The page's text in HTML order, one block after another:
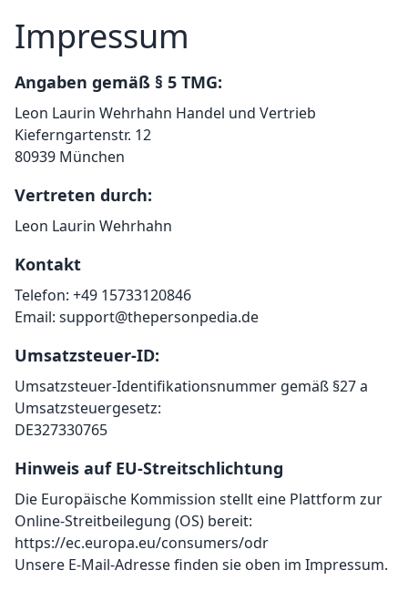
Impressum
Angaben gemäß § 5 TMG:
Leon Laurin Wehrhahn Handel und Vertrieb
Kieferngartenstr. 12
80939 München
Vertreten durch:
Leon Laurin Wehrhahn
Kontakt
Telefon: +49 15733120846
Email: support@thepersonpedia.de
Umsatzsteuer-ID:
Umsatzsteuer-Identifikationsnummer gemäß §27 a
Umsatzsteuergesetz:
DE327330765
Hinweis auf EU-Streitschlichtung
Die Europäische Kommission stellt eine Plattform zur
Online-Streitbeilegung (OS) bereit:
https://ec.europa.eu/consumers/odr
Unsere E-Mail-Adresse finden sie oben im Impressum.